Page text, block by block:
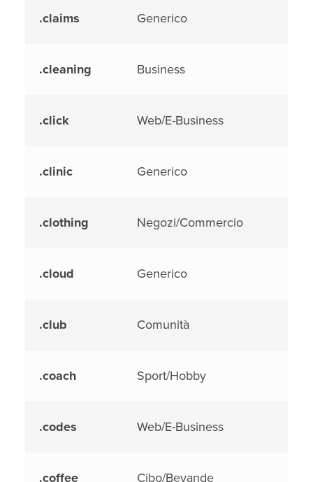
.claims Generico
.cleaning Business
.click Web/E-Business
.clinic Generico
.clothing Negozi/Commercio
.cloud Generico
.club Comunità
.coach Sport/Hobby
.codes Web/E-Business
.coffee Cibo/Bevande